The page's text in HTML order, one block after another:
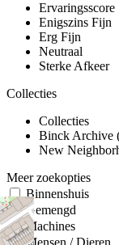
Ervaringsscore
Enigszins Fijn
Erg Fijn
Neutraal
Sterke Afkeer
Collecties
Collecties
Binck Archive
New
Meer zoekopties
Binnenshuis
Gemengd
Machines